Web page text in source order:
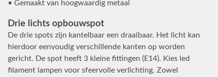
• Gemaakt van hoogwaardig metaal
Drie lichts opbouwspot
De drie spots zijn kantelbaar een draaibaar. Het licht kan
hierdoor eenvoudig verschillende kanten op worden
gericht. De spot heeft 3 kleine fittingen (E14). Kies led
filament lampen voor sfeervolle verlichting. Zowel